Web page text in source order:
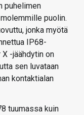
puhelimen
puolin.
jonka myötä
IP68-
-jäähdytin on
sen luvataan
kontaktialan
tuumassa kuin